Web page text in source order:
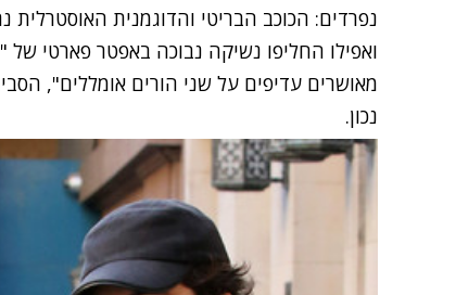
נפרדים: הכוכב הבריטי והדוגמנית האוסטרלית
ואפילו החליפו נשיקה נבוכה באפטר פארטי של
נכון.